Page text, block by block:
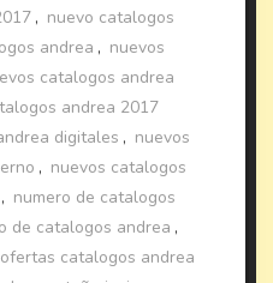
, nuevo catalogos
andrea , nuevos
catalogos andrea
andrea 2017
digitales , nuevos
, nuevos catalogos
, numero de catalogos
de catalogos andrea ,
ofertas catalogos andrea